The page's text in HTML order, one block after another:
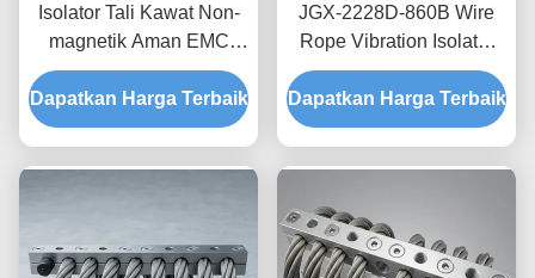
Isolator Tali Kawat Non-
magnetik Aman EMC
JGX-2228D-665B
Dudukan Disipasi Kejut
Sementara untuk
Dapatkan Harga Terbaik
JGX-2228D-860B Wire
Rope Vibration Isolator
Stainless Steel Long
Service Life Absorber
kejut industri
Dapatkan Harga Terbaik